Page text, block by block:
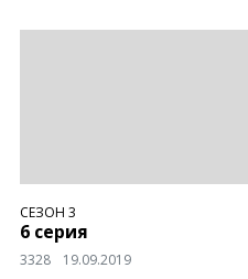
СЕЗОН 3
6 серия
3328 19.09.2019